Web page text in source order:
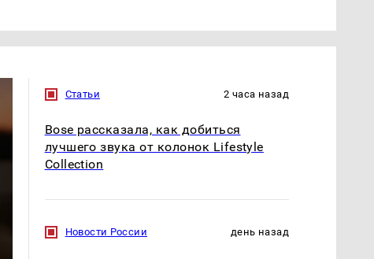
Статьи 2 часа назад
Bose рассказала, как добиться
лучшего звука от колонок Lifestyle
Collection
Новости России день назад